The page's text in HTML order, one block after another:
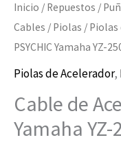
Inicio / Repuestos /
Cables / Piolas / Piolas
PSYCHIC Yamaha YZ-
Piolas de Acelerador,
Cable de
Yamaha